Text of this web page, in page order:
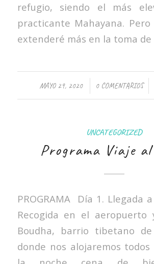
refugio, siendo el más
practicante Mahayana.
extenderé más en la toma
MAYO 29, 2020
/ 0 COMENTARIOS
/
UNCATEGORIZED
Programa Viaje
PROGRAMA Día 1. Llegada
Recogida en el aeropuerto
Boudha, barrio tibetano de
donde nos alojaremos todos